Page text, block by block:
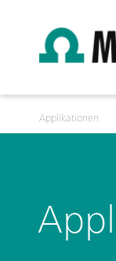
Applikationen